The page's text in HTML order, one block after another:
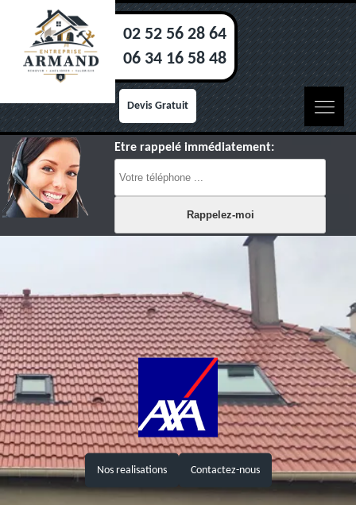
02 52 56 28 64
06 34 16 58 48
Devis Gratuit
Etre rappelé immédiatement:
Nos realisations Contactez-nous